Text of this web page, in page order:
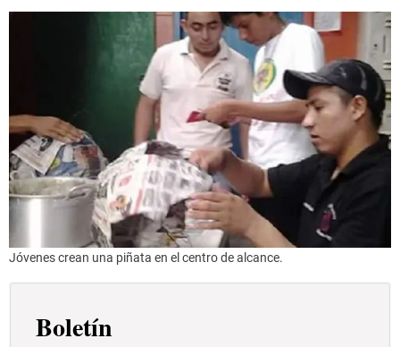
Jóvenes crean una piñata en el centro de alcance.
Boletín